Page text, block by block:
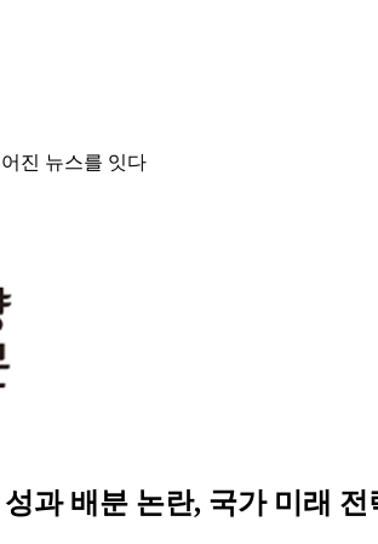
진 뉴스를 잇다
과 배분 논란, 국가 미래 전